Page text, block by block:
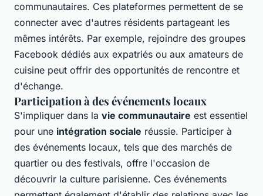
communautaires. Ces plateformes permettent de se
connecter avec d'autres résidents partageant les
mêmes intérêts. Par exemple, rejoindre des groupes
Facebook dédiés aux expatriés ou aux amateurs de
cuisine peut offrir des opportunités de rencontre et
d'échange.
Participation à des événements locaux
S'impliquer dans la vie communautaire est essentiel
pour une intégration sociale réussie. Participer à
des événements locaux, tels que des marchés de
quartier ou des festivals, offre l'occasion de
découvrir la culture parisienne. Ces événements